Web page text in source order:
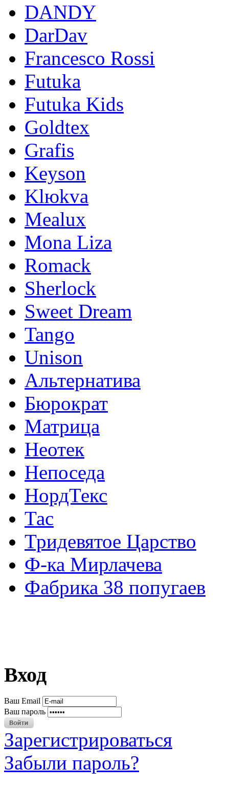
DANDY
DarDav
Francesco Rossi
Futuka
Futuka Kids
Goldtex
Grafis
Keyson
Klюkva
Mealux
Mona Liza
Romack
Sherlock
Sweet Dream
Tango
Unison
Альтернатива
Бюрократ
Матрица
Неотек
Непоседа
НордТекс
Тас
Тридевятое Царство
Ф-ка Мирлачева
Фабрика 38 попугаев
Вход
Ваш Email
Ваш пароль
Зарегистрироваться
Забыли пароль?